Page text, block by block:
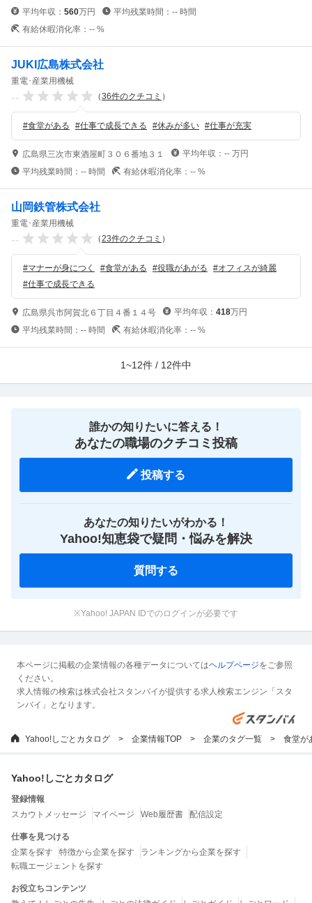
平均年収： 560万円 平均残業時間： -- 時間
有給休暇消化率： -- %
JUKI広島株式会社
重電･産業用機械
-- （36件のクチコミ ）
#食堂がある #仕事で成長できる #休みが多い #仕事が充実
広島県三次市東酒屋町３０６番地３１ 平均年収： -- 万円
平均残業時間： -- 時間 有給休暇消化率： -- %
山岡鉄管株式会社
重電･産業用機械
-- （23件のクチコミ ）
#マナーが身につく #食堂がある #役職があがる #オフィスが綺麗
#仕事で成長できる
広島県呉市阿賀北６丁目４番１４号 平均年収： 418万円
平均残業時間： -- 時間 有給休暇消化率： -- %
1~12件 / 12件中
誰かの知りたいに答える！
あなたの職場のクチコミ投稿
投稿する
あなたの知りたいがわかる！
Yahoo!知恵袋で疑問・悩みを解決
質問する
※Yahoo! JAPAN IDでのログインが必要です
本ページに掲載の企業情報の各種データについてはヘルプページをご参照
ください。
求人情報の検索は株式会社スタンバイが提供する求人検索エンジン「スタ
ンバイ」となります。
Yahoo!しごとカタログ 企業情報TOP 企業のタグ一覧 食堂が
Yahoo!しごとカタログ
登録情報
スカウトメッセージ
マイページ Web履歴書 配信設定
仕事を見つける
企業を探す
特徴から企業を探す
ランキングから企業を探す
転職エージェントを探す
お役立ちコンテンツ